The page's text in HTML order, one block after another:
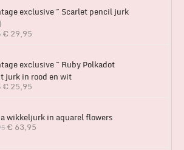
exclusive ~ Scarlet pencil jurk
€ 29,95
exclusive ~ Ruby Polkadot
jurk in rood en wit
€ 25,95
wikkeljurk in aquarel flowers
€ 63,95